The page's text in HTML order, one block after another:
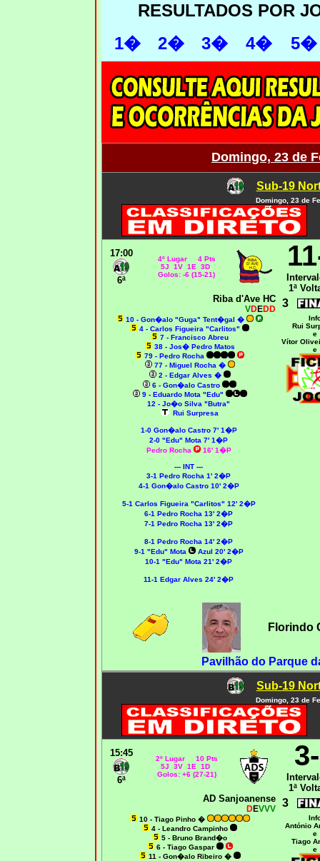
RESULTADOS POR
1�
2� 3� 4� 5�
Domingo, 23 de
Sub-19
Domingo, 23 de
17:00
6ª
4º Lugar 4 Pts
5J 1V 1E 3D
Golos: -6 (15-21)
1ª
Riba d'Ave HC
VDEDD 3
10 - Gon�alo "Guga" Tent�gal �
4 - Carlos Figueira "Carlitos"
7 - Francisco Abreu
38 - Jos� Pedro Matos
79 - Pedro Rocha
77 - Miguel Rocha �
2 - Edgar Alves �
6 - Gon�alo Castro
9 - Eduardo Mota "Edu"
12 - Jo�o Silva "Butra"
Rui Surpresa
1-0 Gon�alo Castro 7' 1�P
2-0 "Edu" Mota 7' 1�P
Pedro Rocha
16' 1�P
--- INT ---
3-1 Pedro Rocha 1' 2�P
4-1 Gon�alo Castro 10' 2�P
5-1 Carlos Figueira "Carlitos" 12' 2�P
6-1 Pedro Rocha 13' 2�P
7-1 Pedro Rocha 13' 2�P
8-1 Pedro Rocha 14' 2�P
9-1 "Edu" Mota
Azul 20' 2�P
10-1 "Edu" Mota 21' 2�P
11-1 Edgar Alves 24' 2�P
Rui
e
Vítor
e
Florindo
Pavilhão do Parque
Sub-19
Domingo, 23 de
15:45
6ª
2º Lugar 10 Pts
5J 3V 1E 1D
Golos: +6 (27-21)
1ª
AD Sanjoanense
DEVVV 3
10 - Tiago Pinho �
4 - Leandro Campinho
5 - Bruno Brand�o
6 - Tiago Gaspar
11 - Gon�alo Ribeiro �
António
e
Tiago
e